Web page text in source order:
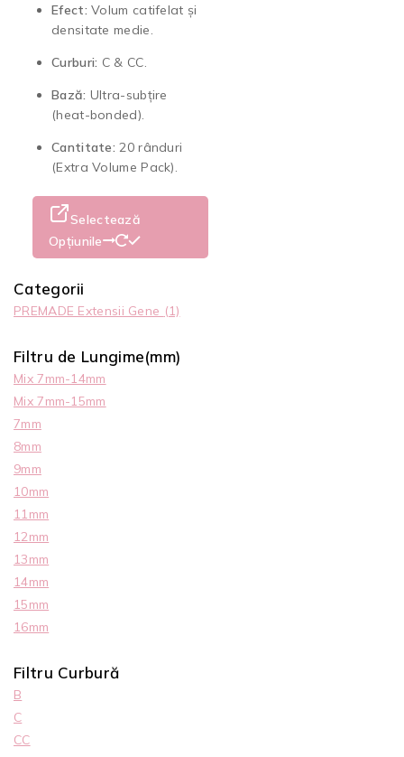
Efect: Volum catifelat și
densitate medie.
Curburi: C & CC.
Bază: Ultra-subțire
(heat-bonded).
Cantitate: 20 rânduri
(Extra Volume Pack).
Selectează
Opțiunile
Categorii
PREMADE Extensii Gene (1)
Filtru de Lungime(mm)
Mix 7mm-14mm
Mix 7mm-15mm
7mm
8mm
9mm
10mm
11mm
12mm
13mm
14mm
15mm
16mm
Filtru Curbură
B
C
CC